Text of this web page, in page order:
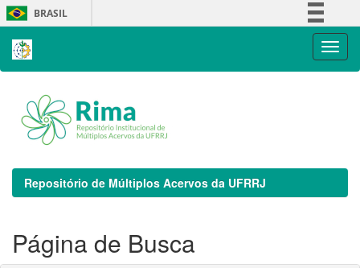
Skip
navigation
BRASIL
Repositório de Múltiplos Acervos da UFRRJ
Página de Busca